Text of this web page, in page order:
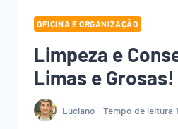
OFICINA E ORGANIZAÇÃO
Limpeza e
Limas e Grosas!
Luciano Tempo de leitura1